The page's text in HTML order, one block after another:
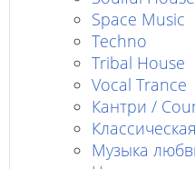
Space Music
Techno
Tribal House
Vocal Trance
Кантри /
Музыка